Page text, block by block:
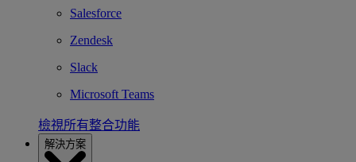
Salesforce
Zendesk
Slack
Microsoft Teams
檢視所有整合功能
解決方案